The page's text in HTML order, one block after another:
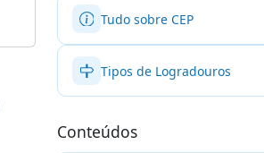
Tudo sobre CEP
Tipos de Logradouros
Conteúdos